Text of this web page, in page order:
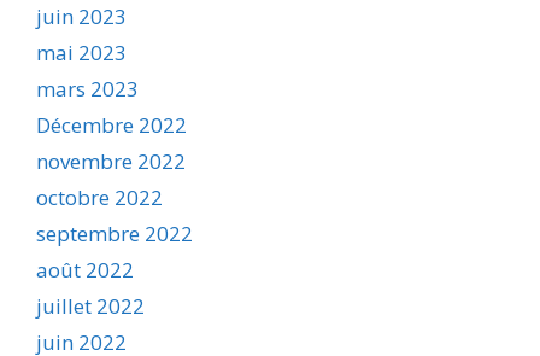
juin 2023
mai 2023
mars 2023
Décembre 2022
novembre 2022
octobre 2022
septembre 2022
août 2022
juillet 2022
juin 2022